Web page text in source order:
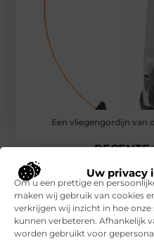
Uw privacy
Om u een prettige en
maken wij gebruik van cookies
verkrijgen wij inzicht in hoe
kunnen verbeteren. Afhankelijk
worden gebruikt voor
Een vliegengordijn van
RECENTE
7 tips voor het kiezen van een
Waar let je op bij het kiezen
Overkapping in fases: zo